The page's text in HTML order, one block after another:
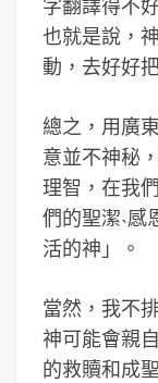
字翻譯得不
也就是說，
動，去好好
總之，用廣
意並不神秘
理智，在我
們的聖潔˴感
活的神」。
當然，我不
神可能會親
的救贖和成